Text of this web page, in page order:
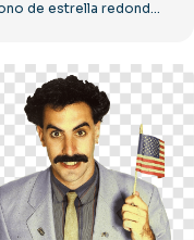
Icono de estrella redondeada amarilla